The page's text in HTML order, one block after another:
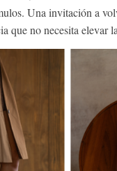
Una invitación a
que no necesita elevar